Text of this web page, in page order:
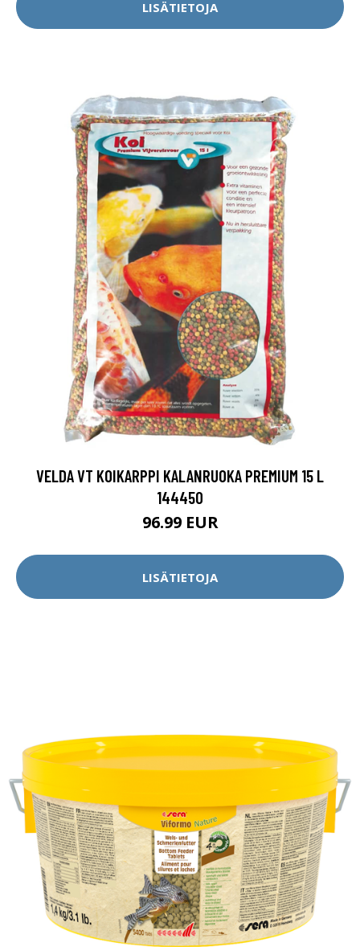
LISÄTIETOJA
VELDA VT KOIKARPPI KALANRUOKA PREMIUM 15 L
144450
96.99 EUR
LISÄTIETOJA